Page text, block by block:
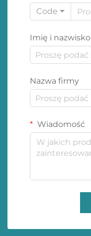
Code
Imię i nazwisko
Nazwa firmy
Wiadomość